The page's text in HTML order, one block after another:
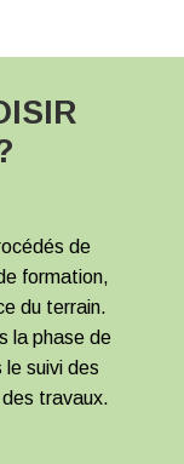
de
formation,
du terrain.
la phase de
suivi des
travaux.